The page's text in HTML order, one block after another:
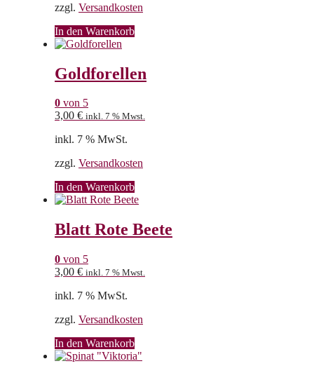
zzgl. Versandkosten
In den Warenkorb
Goldforellen
0 von 5
3,00 € inkl. 7 % Mwst.
inkl. 7 % MwSt.
zzgl. Versandkosten
In den Warenkorb
Blatt Rote Beete
0 von 5
3,00 € inkl. 7 % Mwst.
inkl. 7 % MwSt.
zzgl. Versandkosten
In den Warenkorb